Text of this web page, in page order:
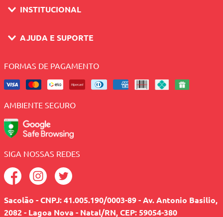
INSTITUCIONAL
AJUDA E SUPORTE
FORMAS DE PAGAMENTO
AMBIENTE SEGURO
SIGA NOSSAS REDES
Sacolão - CNPJ: 41.005.190/0003-89 - Av. Antonio Basilio,
2082 - Lagoa Nova - Natal/RN, CEP: 59054-380